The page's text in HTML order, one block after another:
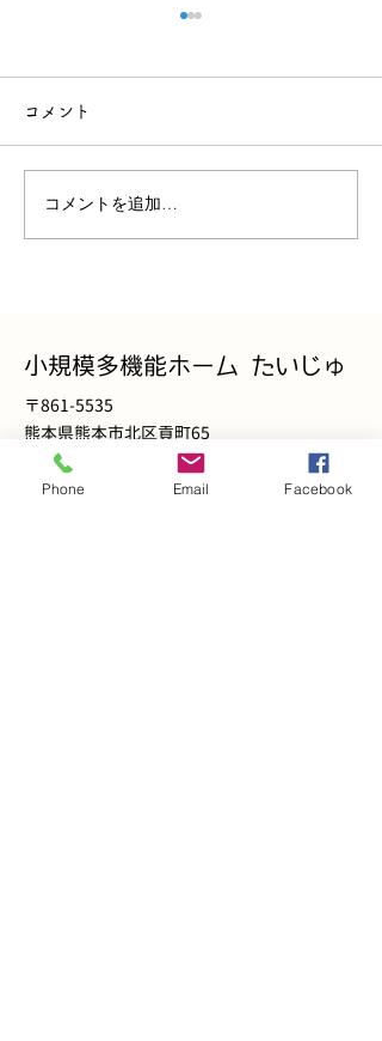
お買い物
コメント
コメントを追加…
小規模多機能ホーム たいじゅ
〒861-5535
熊本県熊本市北区貢町65
Email:ogata.taijumitsugu.5535@gmail.
Phone Email Facebook